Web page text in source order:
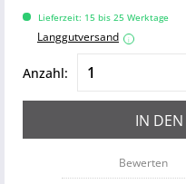
Lieferzeit: 15 bis 25 Werktage
Langgutversand i
Anzahl:
IN DEN
Bewerten